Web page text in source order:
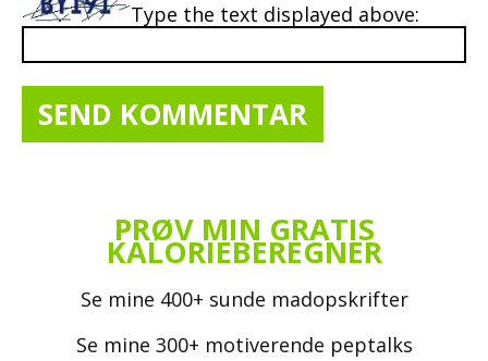
Type the text displayed above:
PRØV MIN GRATIS
KALORIEBEREGNER
Se mine 400+ sunde madopskrifter
Se mine 300+ motiverende peptalks